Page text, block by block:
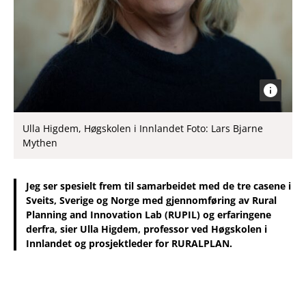
Ulla Higdem, Høgskolen i Innlandet Foto: Lars Bjarne
Mythen
Jeg ser spesielt frem til samarbeidet med de tre casene i
Sveits, Sverige og Norge med gjennomføring av Rural
Planning and Innovation Lab (RUPIL) og erfaringene
derfra, sier Ulla Higdem, professor ved Høgskolen i
Innlandet og prosjektleder for RURALPLAN.